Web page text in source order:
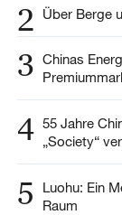
2 Über Berge
3 Chinas
4 55 Jahre
„Society“
5
Luohu: Ein
Raum